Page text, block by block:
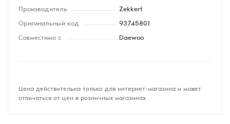
Производитель Zekkert
Оригинальный код 93745801
Совместимо с Daewoo
Цена действительна только для интернет-магазина и может
отличаться от цен в розничных магазинах